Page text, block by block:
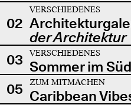
02
VERSCHIEDENES
der Architektur
03
VERSCHIEDENES
Sommer im
05
ZUM MITMACHEN
Caribbean